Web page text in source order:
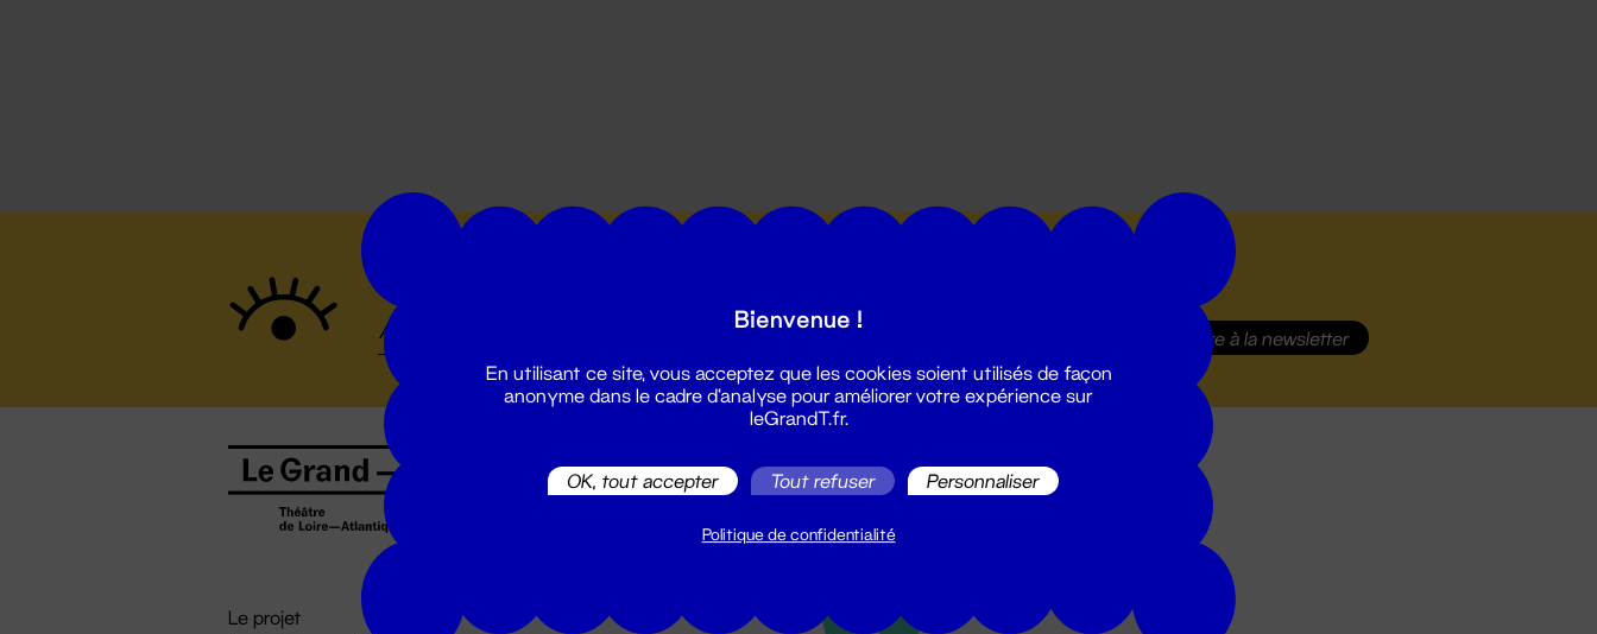
S'inscrire à la newsletter
Le projet
02 51 88 25 25
Du lundi au vendredi 14h → 18h
Bienvenue !
En utilisant ce site, vous acceptez que les cookies soient utilisés de façon
anonyme dans le cadre d'analyse pour améliorer votre expérience sur
leGrandT.fr.
OK, tout accepter Tout refuser Personnaliser
Politique de confidentialité